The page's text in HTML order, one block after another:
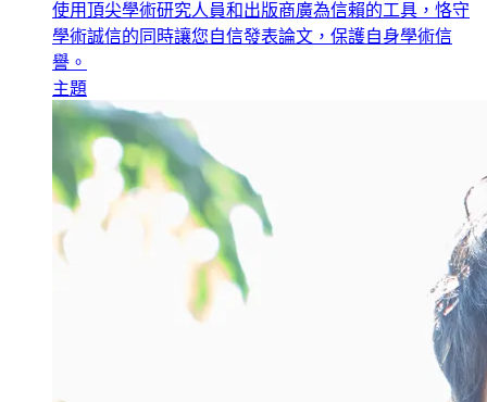
使用頂尖學術研究人員和出版商廣為信賴的工具，恪守
學術誠信的同時讓您自信發表論文，保護自身學術信
譽。
主題